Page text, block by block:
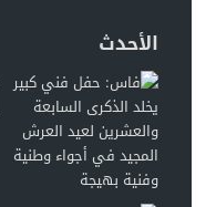
الأحدث